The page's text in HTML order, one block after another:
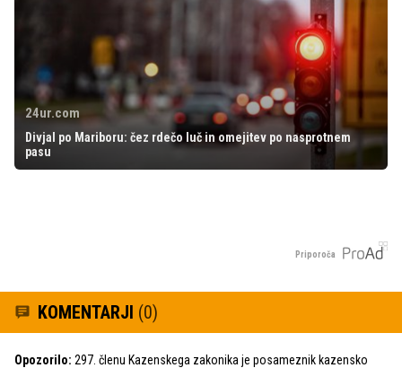
24ur.com
Divjal po Mariboru: čez rdečo luč in omejitev po nasprotnem
pasu
Priporoča
KOMENTARJI (0)
Opozorilo: 297. členu Kazenskega zakonika je posameznik kazensko